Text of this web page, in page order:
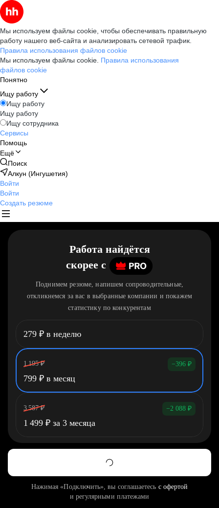
Мы используем файлы cookie, чтобы обеспечивать правильную
работу нашего веб-сайта и анализировать сетевой трафик.
Правила использования файлов cookie
Мы используем файлы cookie. Правила использования
файлов cookie
Понятно
Ищу работу
Ищу работу
Ищу работу
Ищу сотрудника
Сервисы
Помощь
Ещё
Поиск
Алкун (Ингушетия)
Войти
Войти
Создать резюме
Работа найдётся
скорее c
Поднимем резюме, напишем сопроводительные,
откликнемся за вас в выбранные компании и покажем
статистику по конкурентам
279 ₽ в неделю
1 195 ₽ −396 ₽
799 ₽ в месяц
3 587 ₽ −2 088 ₽
1 499 ₽ за 3 месяца
Нажимая «Подключить», вы соглашаетесь с офертой
и регулярными платежами